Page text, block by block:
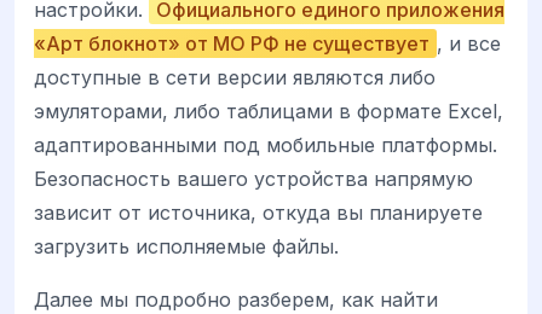
настройки.
Официального единого приложения
«Арт блокнот» от МО РФ не существует , и все
доступные в сети версии являются либо
эмуляторами, либо таблицами в формате Excel,
адаптированными под мобильные платформы.
Безопасность вашего устройства напрямую
зависит от источника, откуда вы планируете
загрузить исполняемые файлы.
Далее мы подробно разберем, как найти